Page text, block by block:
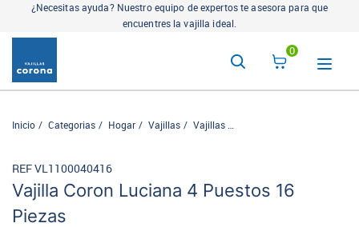
¿Necesitas ayuda? Nuestro equipo de expertos te asesora para que
encuentres la vajilla ideal.
0
Inicio Categorias Hogar Vajillas Vajillas
Vajilla Coron Luciana 4 Puestos 16
Piezas
REF VL1100040416